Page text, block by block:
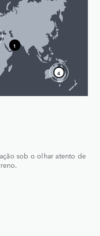
sob o olhar atento de